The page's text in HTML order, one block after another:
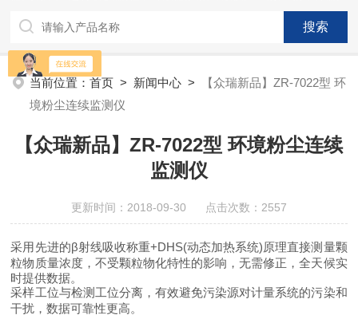
当前位置：首页 > 新闻中心 >
【众瑞新品】ZR-7022型 环
境粉尘连续监测仪
【众瑞新品】ZR-7022型 环境粉尘连续
监测仪
更新时间：2018-09-30 点击次数：2557
采用先进的β射线吸收称重+DHS(动态加热系统)原理直接测量颗
粒物质量浓度，不受颗粒物化特性的影响，无需修正，全天候实
时提供数据。
采样工位与检测工位分离，有效避免污染源对计量系统的污染和
干扰，数据可靠性更高。